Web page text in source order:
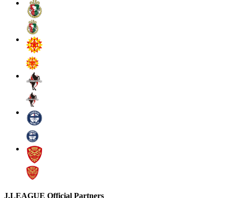
J.LEAGUE Official Partners